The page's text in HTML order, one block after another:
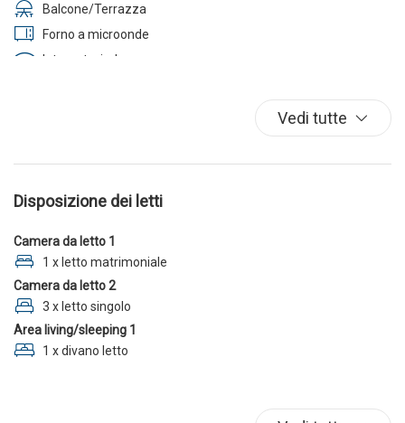
Balcone/Terrazza
Forno a microonde
Internet wireless
TV
Vedi tutte
Disposizione dei letti
Camera da letto 1
1 x letto matrimoniale
Camera da letto 2
3 x letto singolo
Area living/sleeping 1
1 x divano letto